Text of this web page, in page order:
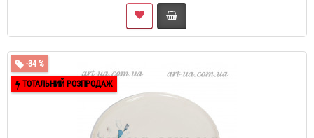
-34 %
ТОТАЛЬНИЙ РОЗПРОДАЖ